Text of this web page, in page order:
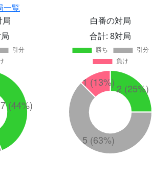
一覧
局
白番の対局
合計: 8対局